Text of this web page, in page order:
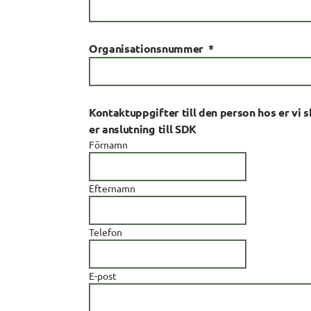
Organisationsnummer *(obligatorisk)
Kontaktuppgifter till den person hos er vi
er anslutning till SDK
Kontaktuppgifter till den
Förnamn
Efternamn
Telefon
E-post